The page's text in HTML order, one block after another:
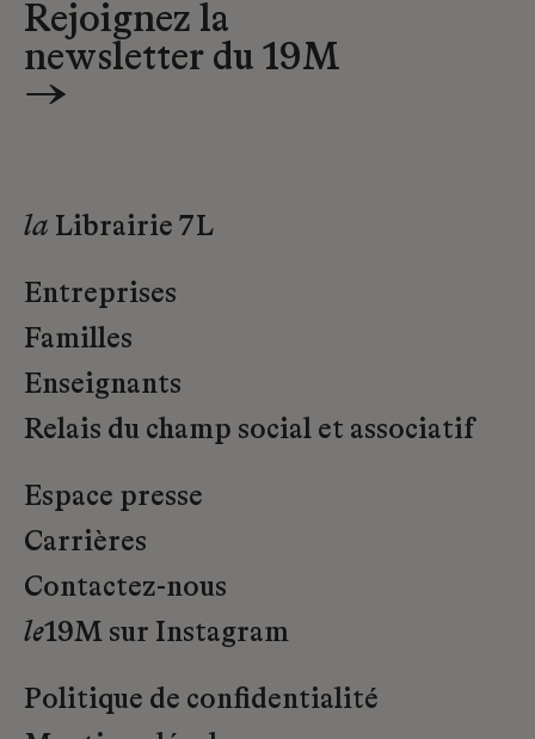
Rejoignez la
newsletter du 19M
→
la Librairie 7L
Entreprises
Familles
Enseignants
Relais du champ social et associatif
Espace presse
Carrières
Contactez-nous
le19M sur Instagram
Politique de confidentialité